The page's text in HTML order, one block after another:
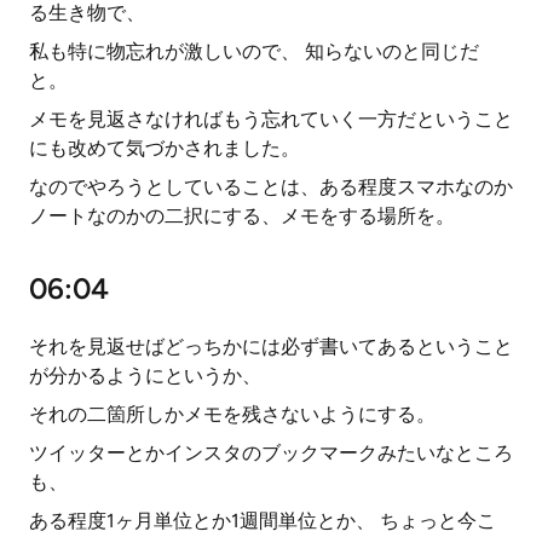
る生き物で、
私も特に物忘れが激しいので、 知らないのと同じだ
と。
メモを見返さなければもう忘れていく一方だということ
にも改めて気づかされました。
なのでやろうとしていることは、ある程度スマホなのか
ノートなのかの二択にする、メモをする場所を。
06:04
それを見返せばどっちかには必ず書いてあるということ
が分かるようにというか、
それの二箇所しかメモを残さないようにする。
ツイッターとかインスタのブックマークみたいなところ
も、
ある程度1ヶ月単位とか1週間単位とか、 ちょっと今こ